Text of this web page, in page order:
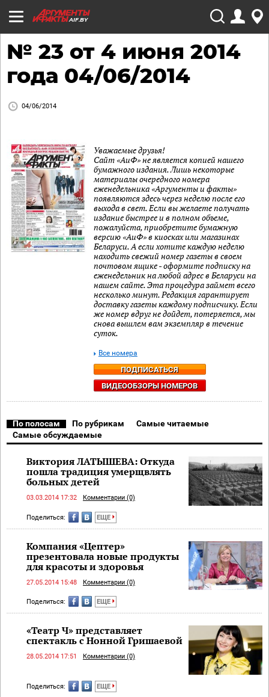
AIF.BY
№ 23 от 4 июня 2014
года 04/06/2014
04/06/2014
Уважаемые друзья!
Сайт «АиФ» не является копией нашего
бумажного издания. Лишь некоторые
материалы очередного номера
еженедельника «Аргументы и факты»
появляются здесь через неделю после его
выхода в свет. Если вы желаете получать
издание быстрее и в полном объеме,
пожалуйста, приобретите бумажную
версию «АиФ» в киосках или магазинах
Беларуси. А если хотите каждую неделю
находить свежий номер газеты в своем
почтовом ящике - оформите подписку на
еженедельник на любой адрес в Беларуси на
нашем сайте. Эта процедура займет всего
несколько минут. Редакция гарантирует
доставку газеты каждому подписчику. Если
же номер вдруг не дойдет, потеряется, мы
снова вышлем вам экземпляр в течение
суток.
ПОДПИСАТЬСЯ
ВИДЕООБЗОРЫ НОМЕРОВ
Все номера
По полосам По рубрикам
Самые читаемые
Самые обсуждаемые
Виктория ЛАТЫШЕВА: Откуда
пошла традиция умерщвлять
больных детей
03.03.2014 17:32 Комментарии (0)
Поделиться: ЕЩЕ
Компания «Цептер»
презентовала новые продукты
для красоты и здоровья
27.05.2014 15:48 Комментарии (0)
Поделиться: ЕЩЕ
«Театр Ч» представляет
спектакль с Нонной Гришаевой
28.05.2014 17:51 Комментарии (0)
Поделиться: ЕЩЕ